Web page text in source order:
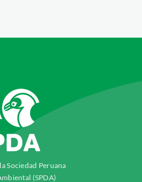
Sociedad Peruana
(SPDA)